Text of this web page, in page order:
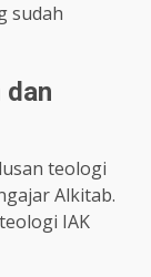
sudah
dan
teologi
Alkitab.
IAK